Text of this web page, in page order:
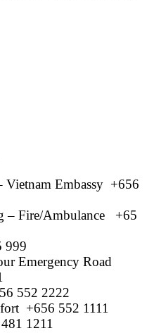
Vietnam Embassy +656
– Fire/Ambulance +65
999
Emergency Road
552 2222
+656 552 1111
1211